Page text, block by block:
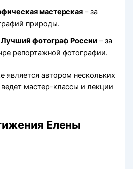
мастерская – за
природы.
Лучший фотограф России – за
репортажной фотографии.
является автором нескольких
мастер-классы и лекции
Елены